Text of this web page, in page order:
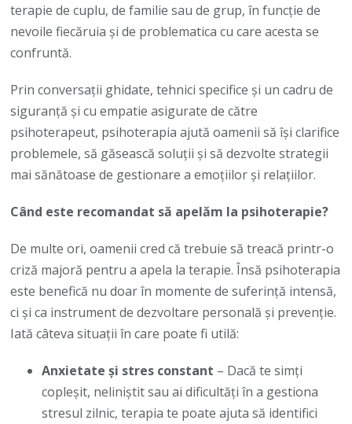
terapie de cuplu, de familie sau de grup, în funcție de
nevoile fiecăruia și de problematica cu care acesta se
confruntă.
Prin conversații ghidate, tehnici specifice și un cadru de
siguranță și cu empatie asigurate de către
psihoterapeut, psihoterapia ajută oamenii să își clarifice
problemele, să găsească soluții și să dezvolte strategii
mai sănătoase de gestionare a emoțiilor și relațiilor.
Când este recomandat să apelăm la psihoterapie?
De multe ori, oamenii cred că trebuie să treacă printr-o
criză majoră pentru a apela la terapie. Însă psihoterapia
este benefică nu doar în momente de suferință intensă,
ci și ca instrument de dezvoltare personală și prevenție.
Iată câteva situații în care poate fi utilă:
Anxietate și stres constant – Dacă te simți
copleșit, neliniștit sau ai dificultăți în a gestiona
stresul zilnic, terapia te poate ajuta să identifici